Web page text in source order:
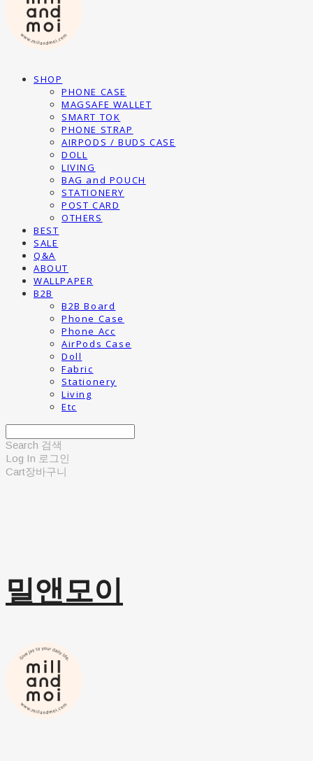
SHOP
PHONE CASE
MAGSAFE WALLET
SMART TOK
PHONE STRAP
AIRPODS / BUDS CASE
DOLL
LIVING
BAG and POUCH
STATIONERY
POST CARD
OTHERS
BEST
SALE
Q&A
ABOUT
WALLPAPER
B2B
B2B Board
Phone Case
Phone Acc
AirPods Case
Doll
Fabric
Stationery
Living
Etc
Search 검색
Log In 로그인
Cart장바구니
밀앤모이